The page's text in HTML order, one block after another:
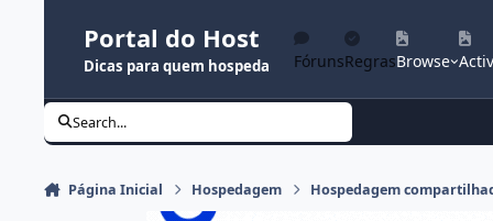
Portal do Host
Dicas para quem hospeda FórunsRegrasBrowse
Search...
Página Inicial Hospedagem Hospedagem